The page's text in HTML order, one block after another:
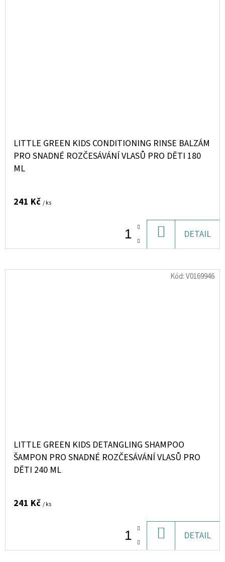
LITTLE GREEN KIDS CONDITIONING RINSE BALZÁM
PRO SNADNÉ ROZČESÁVÁNÍ VLASŮ PRO DĚTI 180
ML
241 Kč / ks
KOŠÍKU
DETAIL
LITTLE GREEN KIDS DETANGLING SHAMPOO
ŠAMPON PRO SNADNÉ ROZČESÁVÁNÍ VLASŮ PRO
DĚTI 240 ML
241 Kč / ks
KOŠÍKU
DETAIL
Kód:V0169946